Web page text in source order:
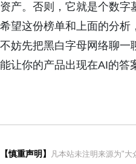
资产。否则，它就是个数字
希望这份榜单和上面的分析
不妨先把黑白字母网络聊
能让你的产品出现在AI的答
【慎重声明】
凡本站未注明来源为"